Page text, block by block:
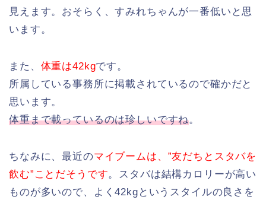
見えます。おそらく、すみれちゃんが一番低いと思
います。
また、 体重は42kgです。
所属している事務所に掲載されているので確かだと
思います。
体重まで載っているのは珍しいですね。
ちなみに、最近のマイブームは、”友だちとスタバを
飲む”ことだそうです。スタバは結構カロリーが高い
ものが多いので、よく42kgというスタイルの良さを